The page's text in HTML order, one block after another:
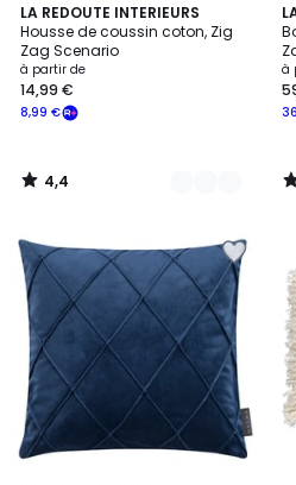
LA REDOUTE INTERIEURS
Housse de coussin coton, Zig
Zag Scenario
à partir de
8,99 €
14,99 €
4,4
/ 5
9
Couleurs
4,4
/
à
9
/